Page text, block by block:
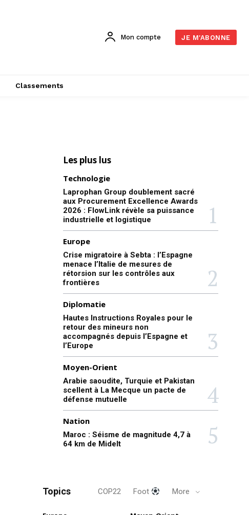
Mon compte JE M'ABONNE
Classements
Les plus lus
Technologie
Laprophan Group doublement sacré
aux Procurement Excellence Awards
2026 : FlowLink révèle sa puissance
industrielle et logistique
Europe
Crise migratoire à Sebta : l’Espagne
menace l’Italie de mesures de
rétorsion sur les contrôles aux
frontières
Diplomatie
Hautes Instructions Royales pour le
retour des mineurs non
accompagnés depuis l’Espagne et
l’Europe
Moyen-Orient
Arabie saoudite, Turquie et Pakistan
scellent à La Mecque un pacte de
défense mutuelle
Nation
Maroc : Séisme de magnitude 4,7 à
64 km de Midelt
Topics COP22 Foot More